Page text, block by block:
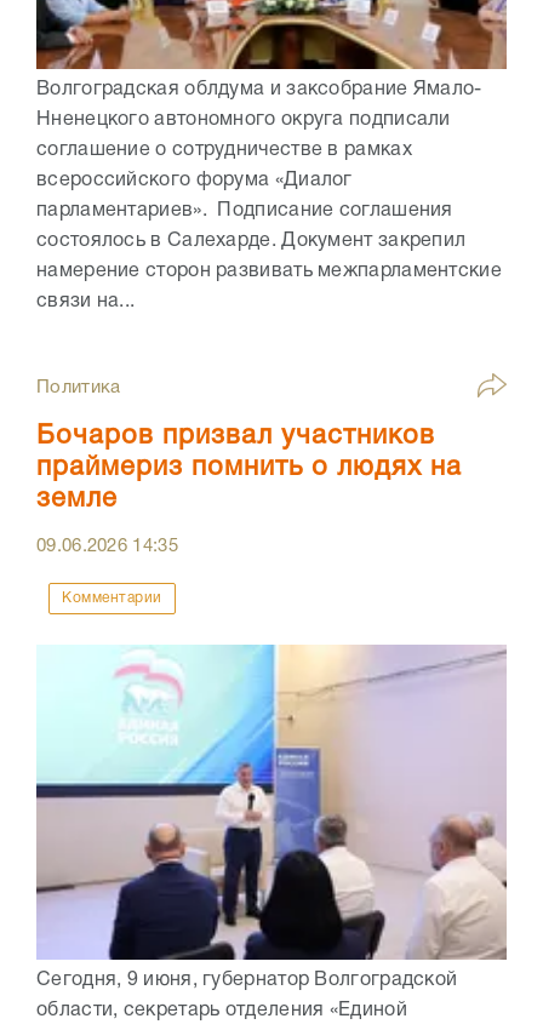
Волгоградская облдума и заксобрание Ямало-
Нненецкого автономного округа подписали
соглашение о сотрудничестве в рамках
всероссийского форума «Диалог
парламентариев». Подписание соглашения
состоялось в Салехарде. Документ закрепил
намерение сторон развивать межпарламентские
связи на...
Политика
Бочаров призвал участников
праймериз помнить о людях на
земле
09.06.2026 14:35
Комментарии
Сегодня, 9 июня, губернатор Волгоградской
области, секретарь отделения «Единой